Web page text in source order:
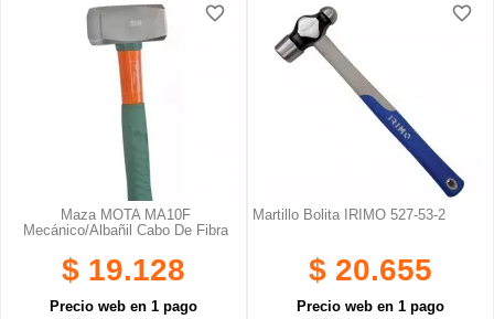
Maza MOTA MA10F
Mecánico/albañil Cabo De Fibra
$ 19.128
Precio web en 1 pago
favorite_border
favorite_border
Martillo Bolita IRIMO 527-53-2
$ 20.655
Precio web en 1 pago
favorite_border
favorite_border